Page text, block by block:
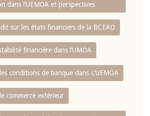
dans l‘UEMOA et perspectives
sur les états financiers de la BCEAO
financière dans l‘UMOA
conditions de banque dans L‘UEMOA
commerce extérieur